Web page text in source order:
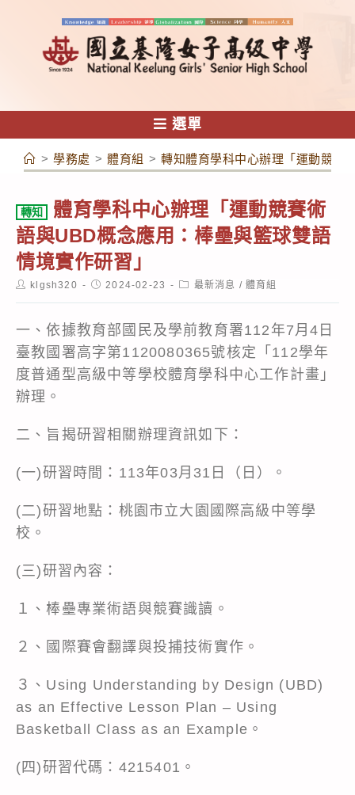
容
選單
> 學務處 > 體育組 > 轉知體育學科中心辦理「運動競賽
轉知
體育學科中心辦理「運動競賽術
語與UBD概念應用：棒壘與籃球雙語
情境實作研習」
Postklgsh320
Post2024-02-23
Post最新消息 / 體育組
一、依據教育部國民及學前教育署112年7月4日
臺教國署高字第1120080365號核定「112學年
度普通型高級中等學校體育學科中心工作計畫」
辦理。
二、旨揭研習相關辦理資訊如下：
(一)研習時間：113年03月31日（日）。
(二)研習地點：桃園市立大園國際高級中等學
校。
(三)研習內容：
１、棒壘專業術語與競賽識讀。
２、國際賽會翻譯與投捕技術實作。
３、Using Understanding by Design (UBD)
as an Effective Lesson Plan – Using
Basketball Class as an Example。
(四)研習代碼：4215401。